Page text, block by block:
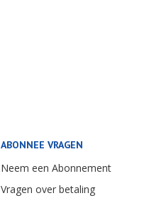
ABONNEE VRAGEN
Neem een Abonnement
Vragen over betaling